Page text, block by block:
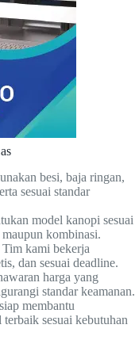
besi, baja ringan,
sesuai standar
model kanopi sesuai
kombinasi.
Tim kami bekerja
dan sesuai deadline.
harga yang
standar keamanan.
membantu
sesuai kebutuhan